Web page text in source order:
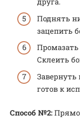
Поднять
зацепить
Склеить
Завернуть
готов к
Способ №2: